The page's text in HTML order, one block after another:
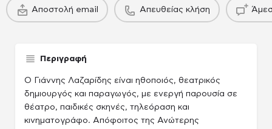
Αποστολή email
Παραγωγού / Casing agency
Απευθείας κλήση
Παραγωγού / Casing agency
Παραγωγού
Περιγραφή
Ο Γιάννης Λαζαρίδης είναι ηθοποιός, θεατρικός
δημιουργός και παραγωγός, με ενεργή παρουσία σε
θέατρο, παιδικές σκηνές, τηλεόραση και
κινηματογράφο. Απόφοιτος της Ανώτερης